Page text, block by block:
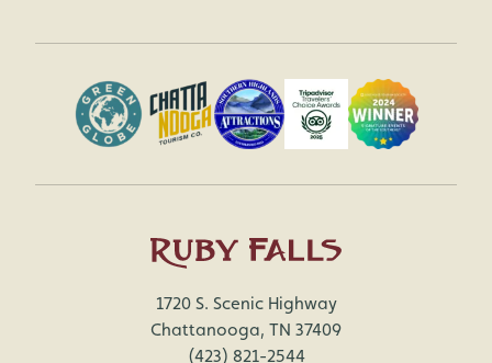
1720 S. Scenic Highway
Chattanooga, TN 37409
(423) 821-2544